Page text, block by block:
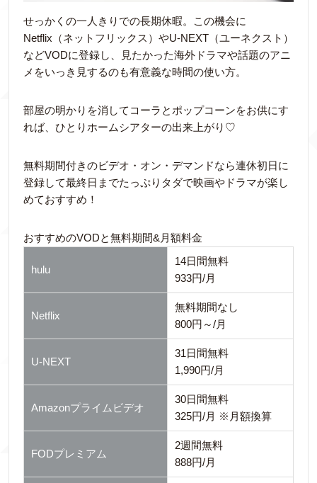
せっかくの一人きりでの長期休暇。この機会に
Netflix（ネットフリックス）やU-NEXT（ユーネクスト）
などVODに登録し、見たかった海外ドラマや話題のアニ
メをいっき見するのも有意義な時間の使い方。
部屋の明かりを消してコーラとポップコーンをお供にす
れば、ひとりホームシアターの出来上がり♡
無料期間付きのビデオ・オン・デマンドなら連休初日に
登録して最終日までたっぷりタダで映画やドラマが楽し
めておすすめ！
おすすめのVODと無料期間&月額料金
hulu
14日間無料
933円/月
Netflix
無料期間なし
800円～/月
U-NEXT
31日間無料
1,990円/月
Amazonプライムビデオ
30日間無料
325円/月 ※月額換算
FODプレミアム
2週間無料
888円/月